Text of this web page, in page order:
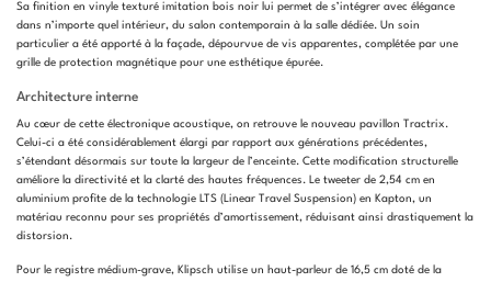
Sa finition en vinyle texturé imitation bois noir lui permet de s’intégrer avec élégance
dans n’importe quel intérieur, du salon contemporain à la salle dédiée. Un soin
particulier a été apporté à la façade, dépourvue de vis apparentes, complétée par une
grille de protection magnétique pour une esthétique épurée.
Architecture interne
Au cœur de cette électronique acoustique, on retrouve le nouveau pavillon Tractrix.
Celui-ci a été considérablement élargi par rapport aux générations précédentes,
s’étendant désormais sur toute la largeur de l’enceinte. Cette modification structurelle
améliore la directivité et la clarté des hautes fréquences. Le tweeter de 2,54 cm en
aluminium profite de la technologie LTS (Linear Travel Suspension) en Kapton, un
matériau reconnu pour ses propriétés d’amortissement, réduisant ainsi drastiquement la
distorsion.
Pour le registre médium-grave, Klipsch utilise un haut-parleur de 16,5 cm doté de la